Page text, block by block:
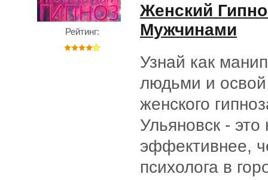
Рейтинг:
Женский
Мужчинами
Узнай как
людьми и
женского
Ульяновск - это
эффективнее,
психолога в